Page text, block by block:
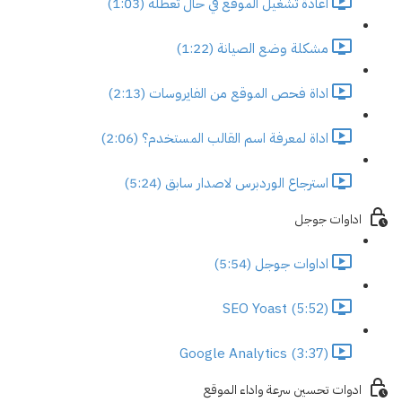
مشكلة وضع الصيانة (1:22)
اداة فحص الموقع من الفايروسات (2:13)
اداة لمعرفة اسم القالب المستخدم؟ (2:06)
استرجاع الوردبرس لاصدار سابق (5:24)
اداوات جوجل
اداوات جوجل (5:54)
SEO Yoast (5:52)
Google Analytics (3:37)
ادوات تحسين سرعة واداء الموقع